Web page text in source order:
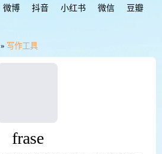
微博 抖音 小红书 微信 豆瓣
» 写作工具
frase